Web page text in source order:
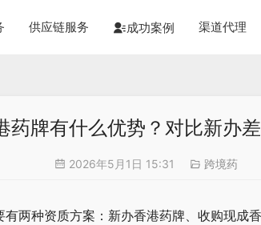
供应链服务 成功案例 渠道代理
药牌有什么优势？对比新办
2026年5月1日 15:31 跨境药
两种资质方案：新办香港药牌、收购现成